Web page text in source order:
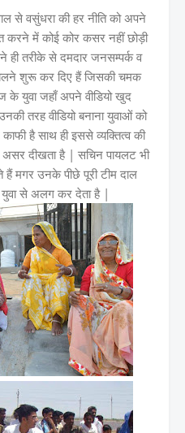
से वसुंधरा की हर नीति को अपने
करने में कोई कोर कसर नहीं छोड़ी
ही तरीके से दमदार जनसम्पर्क व
शुरू कर दिए हैं जिसकी चमक
युवा जहाँ अपने वीडियो खुद
तरह वीडियो बनाना युवाओं को
है साथ ही इससे व्यक्तित्व की
दीखता है | सचिन पायलट भी
हैं मगर उनके पीछे पूरी टीम दाल
से अलग कर देता है |